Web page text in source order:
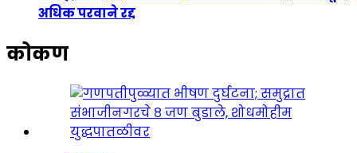
अधिक परवाने रद्द
कोकण